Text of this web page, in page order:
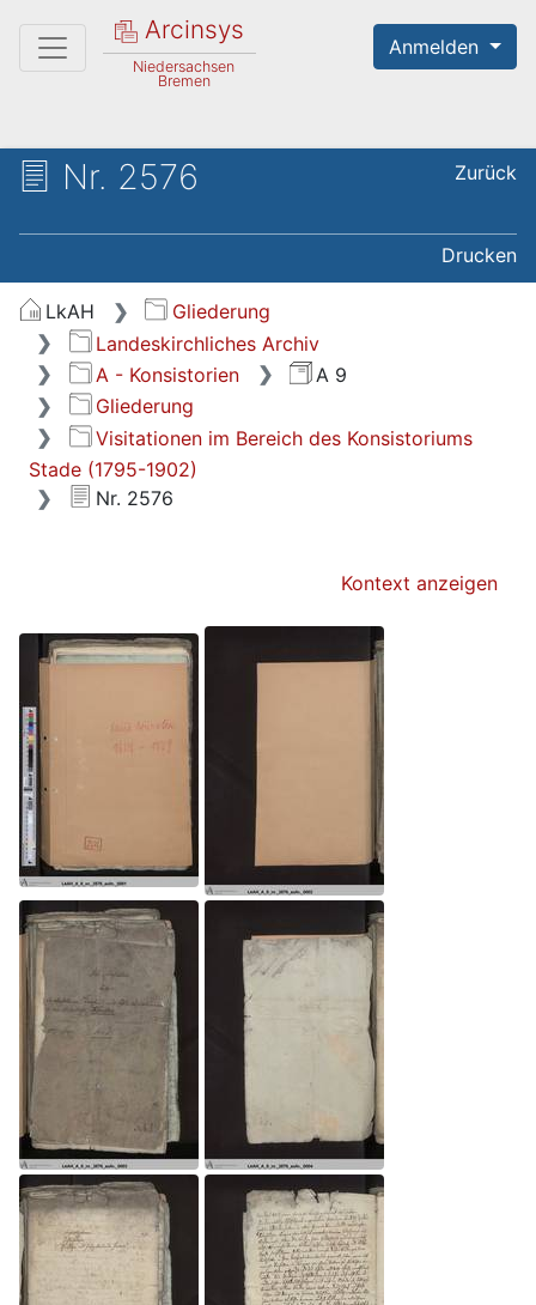
Arcinsys
Niedersachsen
Bremen
Anmelden
Nr. 2576 Zurück
Drucken
LkAH
Gliederung
Landeskirchliches Archiv
A - Konsistorien
A 9
Gliederung
Visitationen im Bereich des Konsistoriums
Stade (1795-1902)
Nr. 2576
Kontext anzeigen